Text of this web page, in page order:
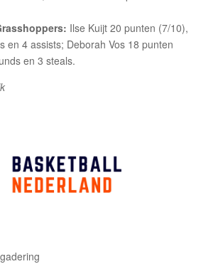
Ilse Kuijt 20 punten (7/10),
en 4 assists; Deborah Vos 18 punten
en 3 steals.